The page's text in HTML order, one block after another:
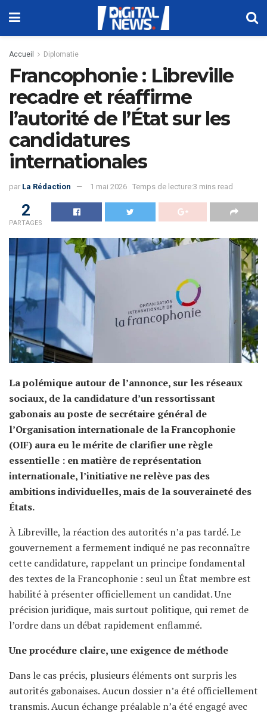
Accueil Diplomatie
Francophonie : Libreville
recadre et réaffirme
l’autorité de l’État sur les
candidatures
internationales
par La Rédaction 1 mai 2026 Temps de lecture:3 mins read
2
PARTAGES
La polémique autour de l’annonce, sur les réseaux
sociaux, de la candidature d’un ressortissant
gabonais au poste de secrétaire général de
l’Organisation internationale de la Francophonie
(OIF) aura eu le mérite de clarifier une règle
essentielle : en matière de représentation
internationale, l’initiative ne relève pas des
ambitions individuelles, mais de la souveraineté des
États.
À Libreville, la réaction des autorités n’a pas tardé. Le
gouvernement a fermement indiqué ne pas reconnaître
cette candidature, rappelant un principe fondamental
des textes de la Francophonie : seul un État membre est
habilité à présenter officiellement un candidat. Une
précision juridique, mais surtout politique, qui remet de
l’ordre dans un débat rapidement enflammé.
Une procédure claire, une exigence de méthode
Dans le cas précis, plusieurs éléments ont surpris les
autorités gabonaises. Aucun dossier n’a été officiellement
transmis. Aucun échange préalable n’a été engagé avec